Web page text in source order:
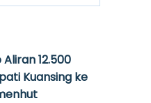
12.500
Kuansing ke